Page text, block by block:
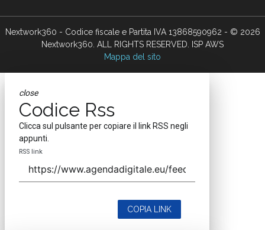
Nextwork360 - Codice fiscale e Partita IVA 13868590962 - © 2026
Nextwork360. ALL RIGHTS RESERVED. ISP AWS
Mappa del sito
close
Codice Rss
Clicca sul pulsante per copiare il link RSS negli
appunti.
RSS link
COPIA LINK